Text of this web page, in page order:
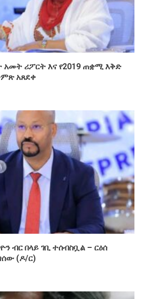
አመት ሪፖርት እና የ2019 ጠቋሚ እቅድ
አጸደቀ
ብር በላይ ገቢ ተሰብስቧል – ርዕሰ
(ዶ/ር)